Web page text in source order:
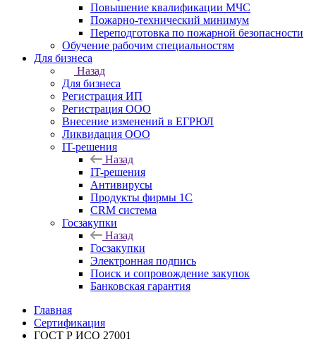
Повышение квалификации МЧС
Пожарно-технический минимум
Переподготовка по пожарной безопасности
Обучение рабочим специальностям
Для бизнеса
Назад
Для бизнеса
Регистрация ИП
Регистрация ООО
Внесение изменений в ЕГРЮЛ
Ликвидация ООО
IT-решения
Назад
IT-решения
Антивирусы
Продукты фирмы 1C
CRM система
Госзакупки
Назад
Госзакупки
Электронная подпись
Поиск и сопровождение закупок
Банковская гарантия
Главная
Сертификация
ГОСТ Р ИСО 27001